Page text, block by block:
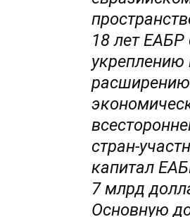
18 лет ЕАБР
укреплению
расширению
стран-
капитал
7 млрд
Основную